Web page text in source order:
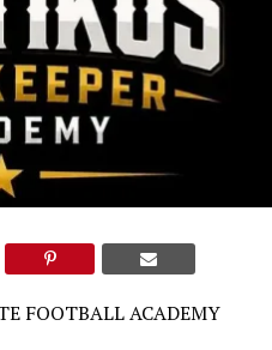
FOOTBALL ACADEMY